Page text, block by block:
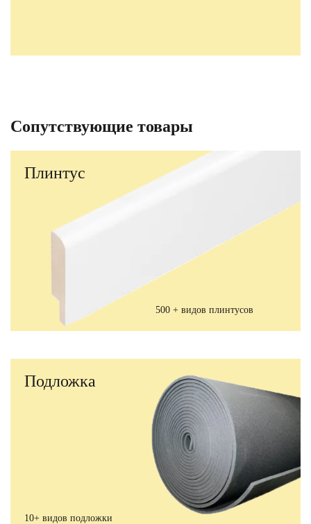
Сопутствующие товары
Плинтус
500 + видов плинтусов
Подложка
10+ видов подложки